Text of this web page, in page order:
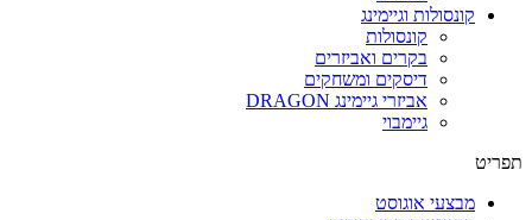
קונסולות וגיימינג
קונסולות
בקרים ואביזרים
דיסקים ומשחקים
אביזרי גיימינג DRAGON
גיימבוי
תפריט
מבצעי אוגוסט